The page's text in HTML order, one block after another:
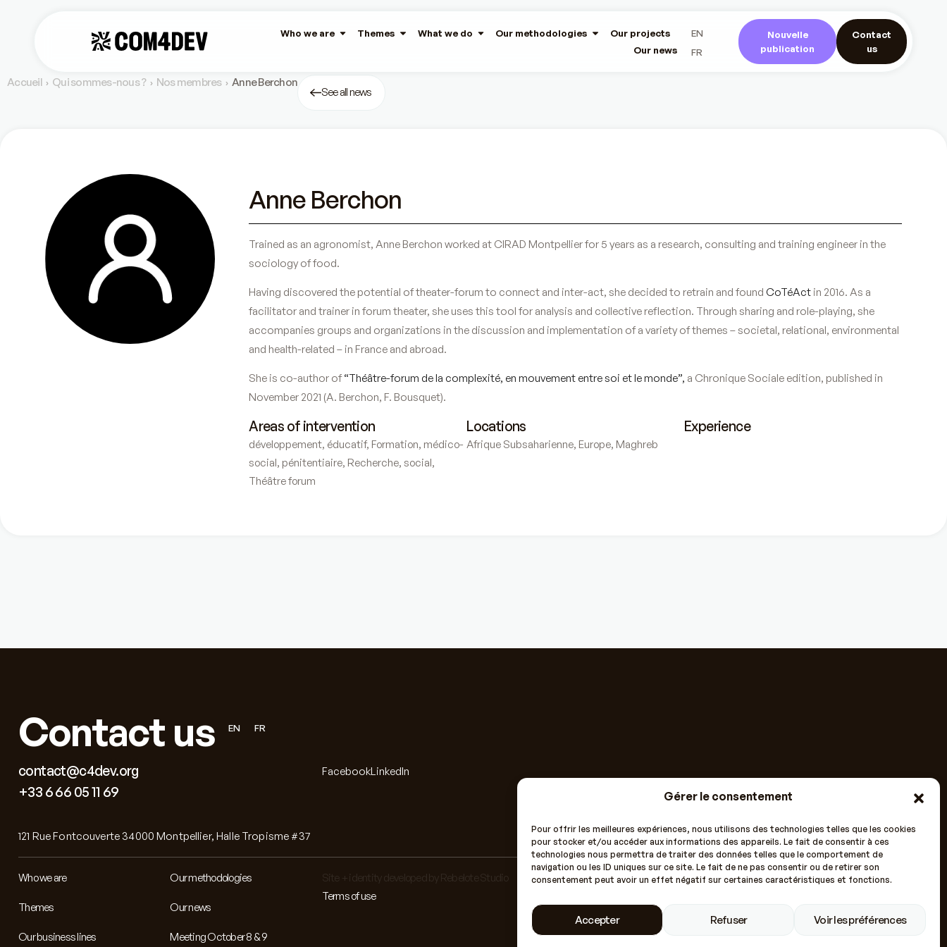
Gérer le consentement
Pour offrir les meilleures expériences, nous utilisons des technologies telles que les cookies
pour stocker et/ou accéder aux informations des appareils. Le fait de consentir à ces
technologies nous permettra de traiter des données telles que le comportement de
navigation ou les ID uniques sur ce site. Le fait de ne pas consentir ou de retirer son
consentement peut avoir un effet négatif sur certaines caractéristiques et fonctions.
Accepter Refuser Voir les préférences
Who we are Themes What we do Our methodologies
Our projects
Our news
EN
FR
Nouvelle
publication
Contact
us
Accueil › Qui sommes-nous ? › Nos membres › Anne Berchon
See all news
Anne Berchon
Trained as an agronomist, Anne Berchon worked at CIRAD Montpellier for 5 years as a research, consulting and training engineer in the
sociology of food.
Having discovered the potential of theater-forum to connect and inter-act, she decided to retrain and foundCoTéAct in 2016. As a
facilitator and trainer in forum theater, she uses this tool for analysis and collective reflection. Through sharing and role-playing, she
accompanies groups and organizations in the discussion and implementation of a variety of themes – societal, relational, environmental
and health-related – in France and abroad.
She is co-author of“Théâtre-forum de la complexité, en mouvement entre soi et le monde”, a Chronique Sociale edition, published in
November 2021 (A. Berchon, F. Bousquet).
Areas of intervention
développement, éducatif, Formation, médico-
social, pénitentiaire, Recherche,social,
Théâtre forum
Locations
Afrique Subsaharienne, Europe, Maghreb
Experience
Contact us EN FR
contact@c4dev.org
+33 6 66 05 11 69
121 Rue Fontcouverte 34000 Montpellier, Halle Tropisme #37
FacebookLinkedIn
Who we are Our methodologies
Themes Our news
Our business lines Meeting October 8 & 9
Site + identity developed by Rebelote Studio
Terms of use